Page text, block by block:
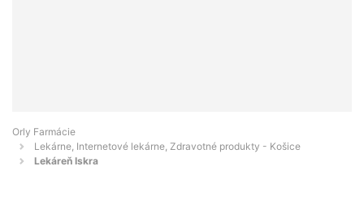
Orly Farmácie
Lekárne, Internetové lekárne, Zdravotné produkty - Košice
Lekáreň Iskra